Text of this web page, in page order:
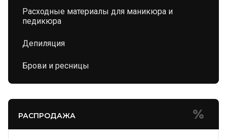
Расходные материалы для маникюра и
педикюра
Депиляция
Брови и ресницы
РАСПРОДАЖА